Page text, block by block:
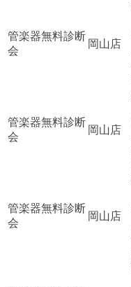
管楽器無料診断
会
岡山店
管楽器無料診断
会
岡山店
管楽器無料診断
会
岡山店